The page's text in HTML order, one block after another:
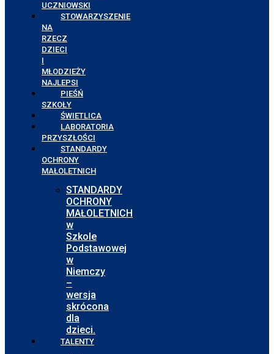
UCZNIOWSKI
STOWARZYSZENIE
NA
RZECZ
DZIECI
I
MŁODZIEŻY
NAJLEPSI
PIEŚŃ
SZKOŁY
ŚWIETLICA
LABORATORIA
PRZYSZŁOŚCI
STANDARDY
OCHRONY
MAŁOLETNICH
STANDARDY
OCHRONY
MAŁOLETNICH
w
Szkole
Podstawowej
w
Niemczy
–
wersja
skrócona
dla
dzieci.
TALENTY